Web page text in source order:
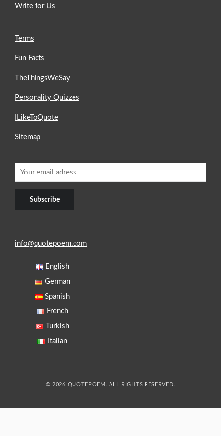
Write for Us
Terms
Fun Facts
TheThingsWeSay
Personality Quizzes
ILikeToQuote
Sitemap
info@quotepoem.com
English
German
Spanish
French
Turkish
Italian
© 2026 QUOTEPOEM. ALL RIGHTS RESERVED.